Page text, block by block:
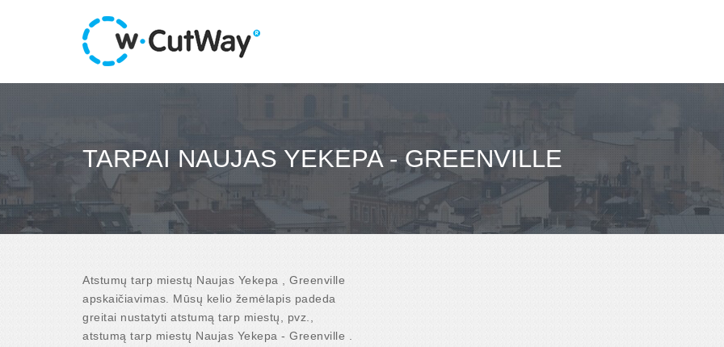
TARPAI NAUJAS YEKEPA - GREENVILLE
Atstumų tarp miestų Naujas Yekepa , Greenville
apskaičiavimas. Mūsų kelio žemėlapis padeda
greitai nustatyti atstumą tarp miestų, pvz.,
atstumą tarp miestų Naujas Yekepa - Greenville .